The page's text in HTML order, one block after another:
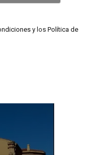
y los Política de